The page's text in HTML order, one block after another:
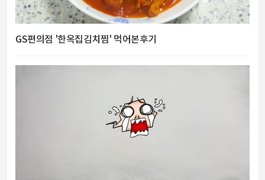
GS편의점 '한옥집김치찜' 먹어본후기